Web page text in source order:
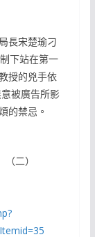
長宋楚瑜刁
下站在第一
授的兇手依
被廣告所影
的禁忌。
二）